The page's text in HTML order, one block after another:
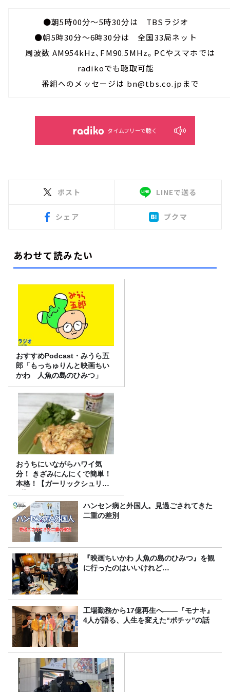
●朝5時00分～5時30分は TBSラジオ
●朝5時30分～6時30分は 全国33局ネット
周波数 AM954kHz、FM90.5MHz。PCやスマホでは
radikoでも聴取可能
番組へのメッセージは bn@tbs.co.jpまで
タイムフリーで聴く
ポスト LINEで送る
シェア ブクマ
あわせて読みたい
おすすめPodcast・みうら五
郎「もっちゅりんと映画ちい
かわ 人魚の島のひみつ」
おうちにいながらハワイ気
分！ きざみにんにくで簡単！
本格！【ガーリックシュリン
プ】 桃屋のかんたんレシピ
ハンセン病と外国人。見過ごされてきた
二重の差別
『映画ちいかわ 人魚の島のひみつ』を観
に行ったのはいいけれど…
工場勤務から17億再生へ——『モナキ』
4人が語る、人生を変えた“ポチッ”の話